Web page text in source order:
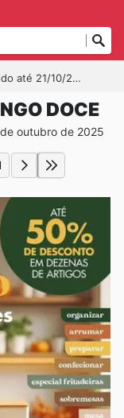
até 21/10/2025
DOCE
outubro de 2025